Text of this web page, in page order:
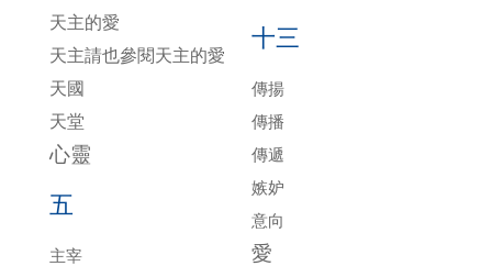
天主的愛
天主請也參閱天主的愛
天國
天堂
心靈
五
主宰
十三
傳揚
傳播
傳遞
嫉妒
意向
愛